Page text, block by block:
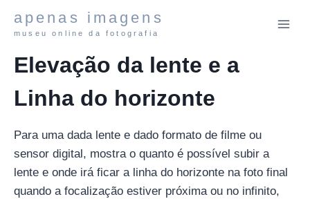
para
Conteúdo
apenas imagens
museu online da fotografia
Elevação da lente e a
Linha do horizonte
Para uma dada lente e dado formato de filme ou
sensor digital, mostra o quanto é possível subir a
lente e onde irá ficar a linha do horizonte na foto final
quando a focalização estiver próxima ou no infinito,